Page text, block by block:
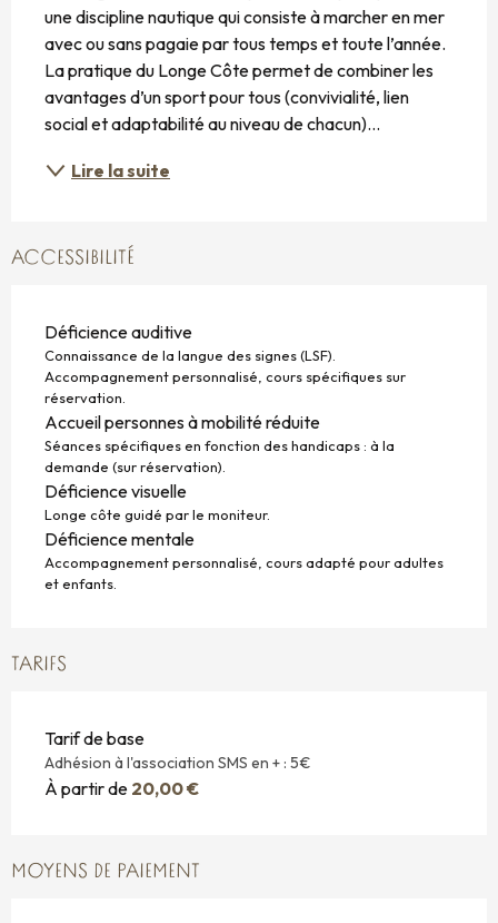
une discipline nautique qui consiste à marcher en mer
avec ou sans pagaie par tous temps et toute l’année.
La pratique du Longe Côte permet de combiner les
avantages d’un sport pour tous (convivialité, lien
social et adaptabilité au niveau de chacun)...
Lire la suite
ACCESSIBILITÉ
Déficience auditive
Connaissance de la langue des signes (LSF).
Accompagnement personnalisé, cours spécifiques sur
réservation.
Accueil personnes à mobilité réduite
Séances spécifiques en fonction des handicaps : à la
demande (sur réservation).
Déficience visuelle
Longe côte guidé par le moniteur.
Déficience mentale
Accompagnement personnalisé, cours adapté pour adultes
et enfants.
TARIFS
Tarif de base
Adhésion à l'association SMS en + : 5€
À partir de 20,00 €
MOYENS DE PAIEMENT